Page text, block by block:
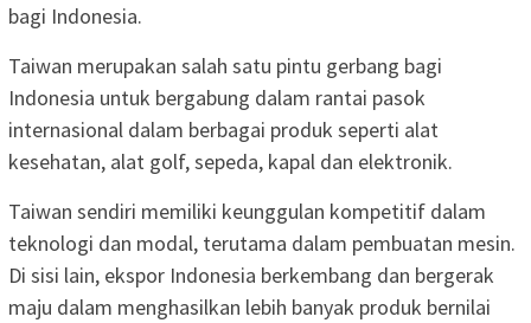
bagi Indonesia.
Taiwan merupakan salah satu pintu gerbang bagi
Indonesia untuk bergabung dalam rantai pasok
internasional dalam berbagai produk seperti alat
kesehatan, alat golf, sepeda, kapal dan elektronik.
Taiwan sendiri memiliki keunggulan kompetitif dalam
teknologi dan modal, terutama dalam pembuatan mesin.
Di sisi lain, ekspor Indonesia berkembang dan bergerak
maju dalam menghasilkan lebih banyak produk bernilai